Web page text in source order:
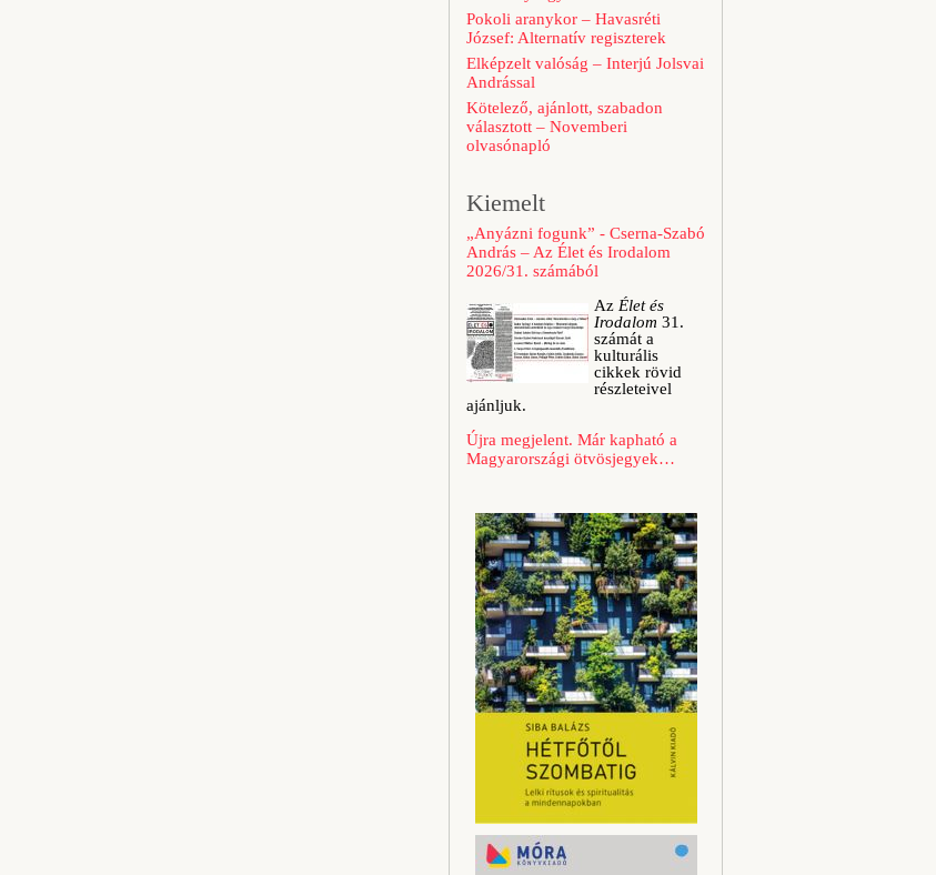
Pokoli aranykor – Havasréti
József: Alternatív regiszterek
Elképzelt valóság – Interjú Jolsvai
Andrással
Kötelező, ajánlott, szabadon
választott – Novemberi
olvasónapló
Kiemelt
„Anyázni fogunk” - Cserna-Szabó
András – Az Élet és Irodalom
2026/31. számából
Az Élet és
Irodalom 31.
számát a
kulturális
cikkek rövid
részleteivel
ajánljuk.
Újra megjelent. Már kapható a
Magyarországi ötvösjegyek…